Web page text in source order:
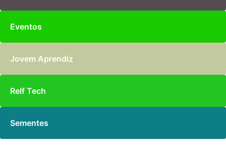
Eventos
Jovem Aprendiz
Relf Tech
Sementes